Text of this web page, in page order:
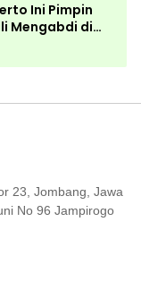
Ini Pimpin
Mengabdi di
23, Jombang, Jawa
No 96 Jampirogo